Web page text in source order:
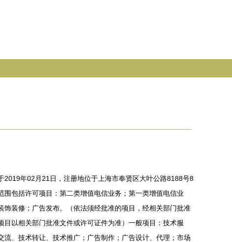
2019年02月21日，注册地位于上海市奉贤区大叶公路8188号8
围包括许可项目：第二类增值电信业务；第一类增值电信业
饰装修；广告发布。（依法须经批准的项目，经相关部门批准
目以相关部门批准文件或许可证件为准）一般项目：技术服
流、技术转让、技术推广；广告制作；广告设计、代理；市场